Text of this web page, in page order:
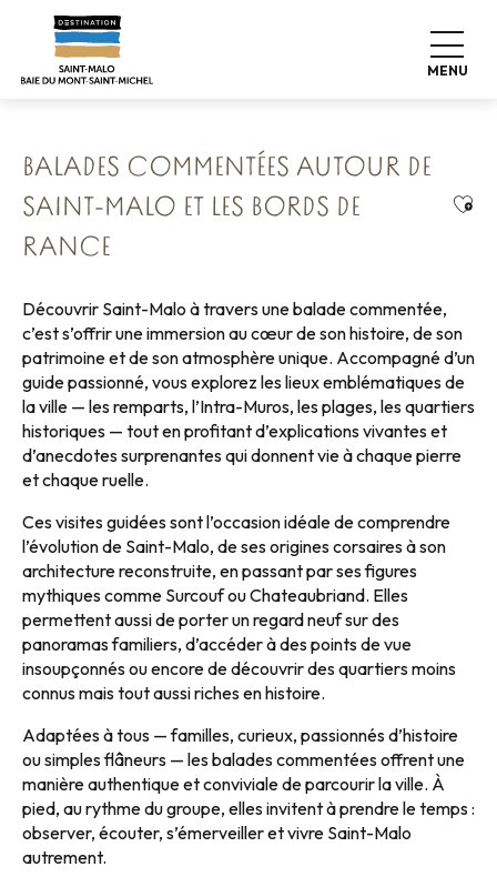
contenu
MENU
Accueil
Nos 8 trésors préservés
Saint Malo Le Bijou Corsaire
Balades commentées autour de Saint-Malo et les bords de
Rance
BALADES COMMENTÉES AUTOUR DE
SAINT-MALO ET LES BORDS DE
RANCE
Découvrir Saint-Malo à travers une balade commentée,
c’est s’offrir une immersion au cœur de son histoire, de son
patrimoine et de son atmosphère unique. Accompagné d’un
guide passionné, vous explorez les lieux emblématiques de
la ville — les remparts, l’Intra-Muros, les plages, les quartiers
historiques — tout en profitant d’explications vivantes et
d’anecdotes surprenantes qui donnent vie à chaque pierre
et chaque ruelle.
Ces visites guidées sont l’occasion idéale de comprendre
l’évolution de Saint-Malo, de ses origines corsaires à son
architecture reconstruite, en passant par ses figures
mythiques comme Surcouf ou Chateaubriand. Elles
permettent aussi de porter un regard neuf sur des
panoramas familiers, d’accéder à des points de vue
insoupçonnés ou encore de découvrir des quartiers moins
connus mais tout aussi riches en histoire.
Adaptées à tous — familles, curieux, passionnés d’histoire
ou simples flâneurs — les balades commentées offrent une
manière authentique et conviviale de parcourir la ville. À
pied, au rythme du groupe, elles invitent à prendre le temps :
observer, écouter, s’émerveiller et vivre Saint-Malo
autrement.